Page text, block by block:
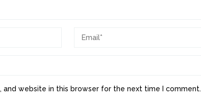
and website in this browser for the next time I comment.